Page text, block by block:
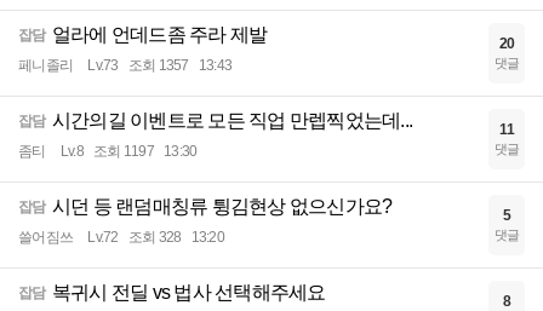
잡담 얼라에 언데드좀 주라 제발
페니졸리 Lv.73 조회 1357 13:43
20
댓글
잡담 시간의길 이벤트로 모든 직업 만렙찍었는데...
좀티 Lv.8 조회 1197 13:30
11
댓글
잡담 시던 등 랜덤매칭류 튕김현상 없으신가요?
쓸어짐쓰 Lv.72 조회 328 13:20
5
댓글
잡담 복귀시 전딜 vs 법사 선택해주세요 8